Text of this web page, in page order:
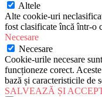
Altele
Alte cookie-uri
fost clasificate încă într-o
Necesare
Necesare
Cookie-urile necesare
funcționeze corect.
bază și caracteristicile de
SALVEAZĂ ȘI